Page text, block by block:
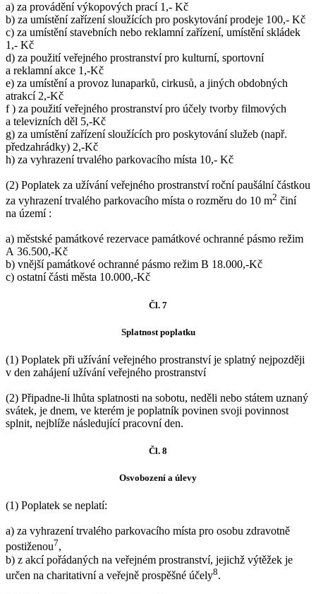
a) za provádění výkopových prací 1,- Kč
b) za umístění zařízení sloužících pro poskytování prodeje 100,- Kč
c) za umístění stavebních nebo reklamní zařízení, umístění skládek
1,- Kč
d) za použití veřejného prostranství pro kulturní, sportovní
a reklamní akce 1,-Kč
e) za umístění a provoz lunaparků, cirkusů, a jiných obdobných
atrakcí 2,-Kč
f ) za použití veřejného prostranství pro účely tvorby filmových
a televizních děl 5,-Kč
g) za umístění zařízení sloužících pro poskytování služeb (např.
předzahrádky) 2,-Kč
h) za vyhrazení trvalého parkovacího místa 10,- Kč
(2) Poplatek za užívání veřejného prostranství roční paušální částkou
za vyhrazení trvalého parkovacího místa o rozměru do 10 m2 činí
na území :
a) městské památkové rezervace památkové ochranné pásmo režim
A 36.500,-Kč
b) vnější památkové ochranné pásmo režim B 18.000,-Kč
c) ostatní části města 10.000,-Kč
Čl. 7
Splatnost poplatku
(1) Poplatek při užívání veřejného prostranství je splatný nejpozději
v den zahájení užívání veřejného prostranství
(2) Připadne-li lhůta splatnosti na sobotu, neděli nebo státem uznaný
svátek, je dnem, ve kterém je poplatník povinen svoji povinnost
splnit, nejblíže následující pracovní den.
Čl. 8
Osvobození a úlevy
(1) Poplatek se neplatí:
a) za vyhrazení trvalého parkovacího místa pro osobu zdravotně
postiženou7,
b) z akcí pořádaných na veřejném prostranství, jejichž výtěžek je
určen na charitativní a veřejně prospěšné účely8.